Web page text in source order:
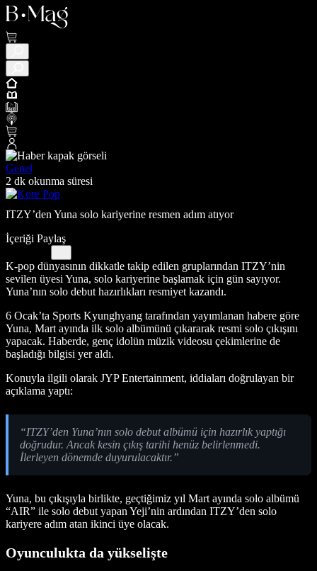
Genel
2 dk okunma süresi
ITZY’den Yuna solo kariyerine resmen adım atıyor
İçeriği Paylaş
K-pop dünyasının dikkatle takip edilen gruplarından ITZY’nin
sevilen üyesi Yuna, solo kariyerine başlamak için gün sayıyor.
Yuna’nın solo debut hazırlıkları resmiyet kazandı.
6 Ocak’ta Sports Kyunghyang tarafından yayımlanan habere göre
Yuna, Mart ayında ilk solo albümünü çıkararak resmi solo çıkışını
yapacak. Haberde, genç idolün müzik videosu çekimlerine de
başladığı bilgisi yer aldı.
Konuyla ilgili olarak JYP Entertainment, iddiaları doğrulayan bir
açıklama yaptı:
“ITZY’den Yuna’nın solo debut albümü için hazırlık yaptığı
doğrudur. Ancak kesin çıkış tarihi henüz belirlenmedi.
İlerleyen dönemde duyurulacaktır.”
Yuna, bu çıkışıyla birlikte, geçtiğimiz yıl Mart ayında solo albümü
“AIR” ile solo debut yapan Yeji’nin ardından ITZY’den solo
kariyere adım atan ikinci üye olacak.
Oyunculukta da yükselişte